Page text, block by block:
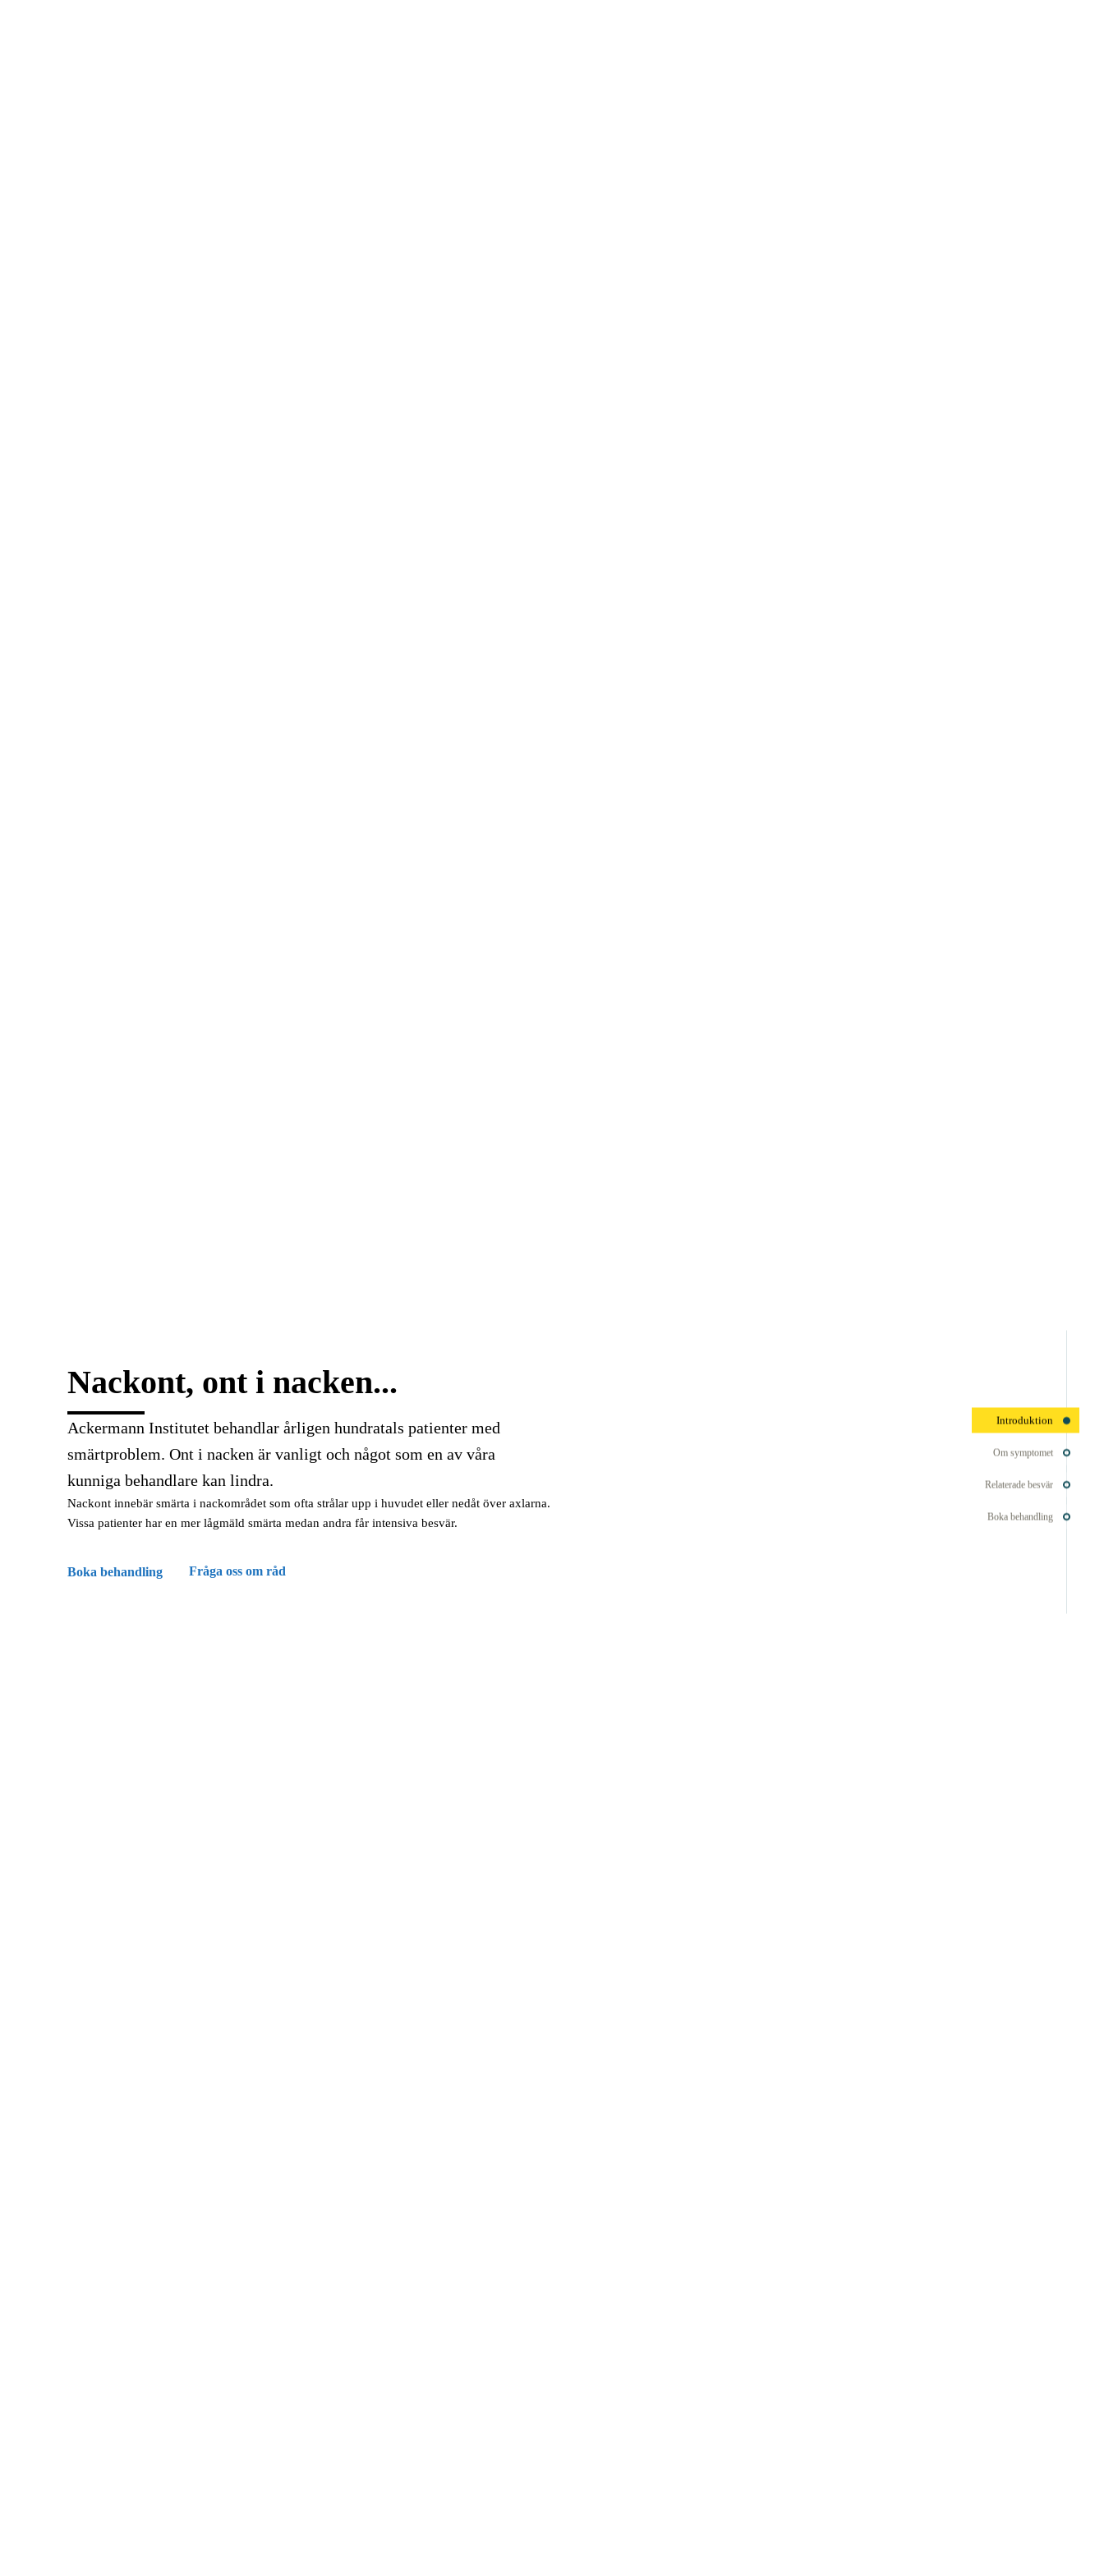
Nackont, ont i nacken...
Ackermann Institutet behandlar årligen hundratals patienter med
smärtproblem. Ont i nacken är vanligt och något som en av våra
kunniga behandlare kan lindra.
Nackont innebär smärta i nackområdet som ofta strålar upp i huvudet eller nedåt över axlarna.
Vissa patienter har en mer lågmäld smärta medan andra får intensiva besvär.
Boka behandling Fråga oss om råd
Introduktion
Om symptomet
Relaterade besvär
Boka behandling